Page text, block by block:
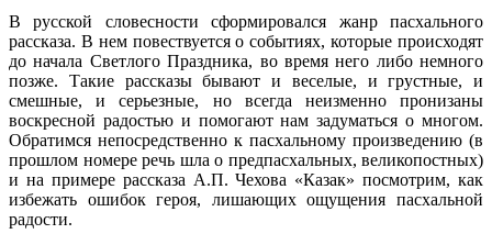
В русской словесности сформировался жанр пасхального
рассказа. В нем повествуется о событиях, которые происходят
до начала Светлого Праздника, во время него либо немного
позже. Такие рассказы бывают и веселые, и грустные, и
смешные, и серьезные, но всегда неизменно пронизаны
воскресной радостью и помогают нам задуматься о многом.
Обратимся непосредственно к пасхальному произведению (в
прошлом номере речь шла о предпасхальных, великопостных)
и на примере рассказа А.П. Чехова «Казак» посмотрим, как
избежать ошибок героя, лишающих ощущения пасхальной
радости.